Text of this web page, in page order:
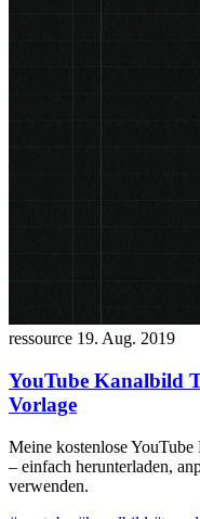
ressource 19. Aug. 2019
YouTube Kanalbild
Vorlage
Meine kostenlose
– einfach herunterladen,
verwenden.